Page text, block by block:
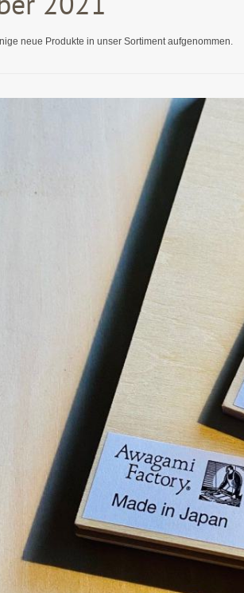
neue Produkte in unser Sortiment aufgenommen.